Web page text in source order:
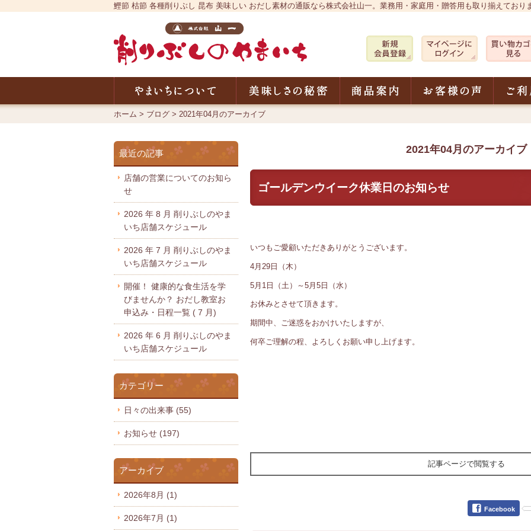
鰹節 枯節 各種削りぶし 昆布 美味しい おだし素材の通販なら株式会社山一。業務用・家庭用・贈答用も取り揃えており
やまいちについて 美味しさの秘密 商品案内 お客様の声
ホーム > ブログ > 2021年04月のアーカイブ
2021年04月のアーカイブ
ゴールデンウイーク休業日のお知らせ
いつもご愛顧いただきありがとうございます。
4月29日（木）
5月1日（土）～5月5日（水）
お休みとさせて頂きます。
期間中、ご迷惑をおかけいたしますが、
何卒ご理解の程、よろしくお願い申し上げます。
記事ページで閲覧する
Facebook
最近の記事
店舗の営業についてのお知ら
せ
2026 年 8 月 削りぶしのやま
いち店舗スケジュール
2026 年 7 月 削りぶしのやま
いち店舗スケジュール
開催！ 健康的な食生活を学
びませんか？ おだし教室お
申込み・日程一覧 ( 7 月)
2026 年 6 月 削りぶしのやま
いち店舗スケジュール
カテゴリー
日々の出来事 (55)
お知らせ (197)
アーカイブ
2026年8月 (1)
2026年7月 (1)